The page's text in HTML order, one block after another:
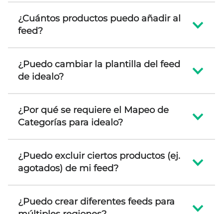
¿Cuántos productos puedo añadir al
feed?
¿Puedo cambiar la plantilla del feed
de idealo?
¿Por qué se requiere el Mapeo de
Categorías para idealo?
¿Puedo excluir ciertos productos (ej.
agotados) de mi feed?
¿Puedo crear diferentes feeds para